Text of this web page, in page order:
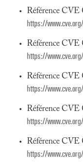
Référence
https://
Référence
https://
Référence
https://
Référence
https://
Référence
https://